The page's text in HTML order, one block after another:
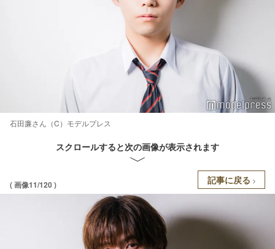
石田廉さん（C）モデルプレス
スクロールすると次の画像が表示されます
( 画像11/120 ) 記事に戻る